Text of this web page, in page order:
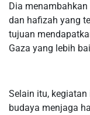
Dia
dan hafizah yang
tujuan
Gaza yang lebih
Selain itu,
budaya menjaga